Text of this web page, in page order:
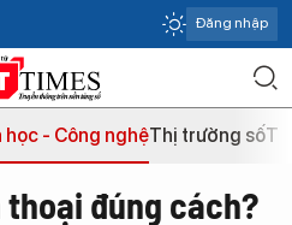
Đăng nhập
học - Công nghệThị trường số
thoại đúng cách?